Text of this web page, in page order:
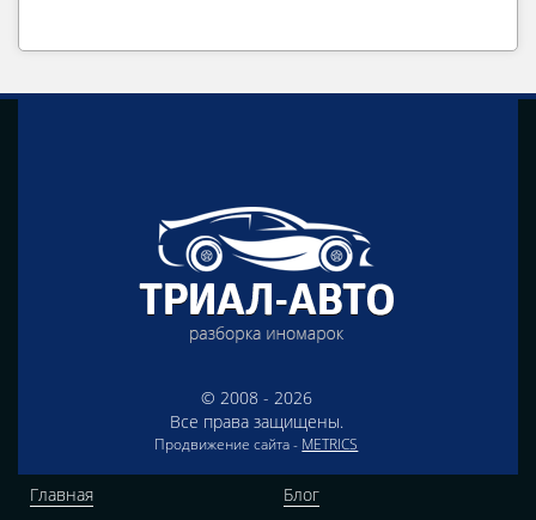
© 2008 - 2026
Все права защищены.
Продвижение сайта - METRICS
Главная
Блог